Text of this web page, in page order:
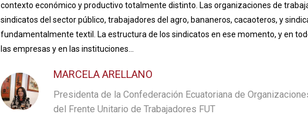
contexto económico y productivo totalmente distinto. Las organizaciones de
sindicatos del sector público, trabajadores del agro, bananeros, cacaoteros, y
fundamentalmente textil. La estructura de los sindicatos en ese momento, y en
las empresas y en las instituciones...
MARCELA ARELLANO
Presidenta de la Confederación Ecuatoriana de
del Frente Unitario de Trabajadores FUT